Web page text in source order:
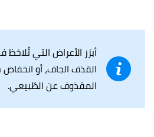
أبرَز الأعراض التي
القذف الجاف، أو
المقذوف عن الطّبيعي.